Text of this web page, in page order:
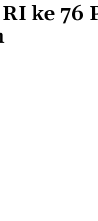
ke 76